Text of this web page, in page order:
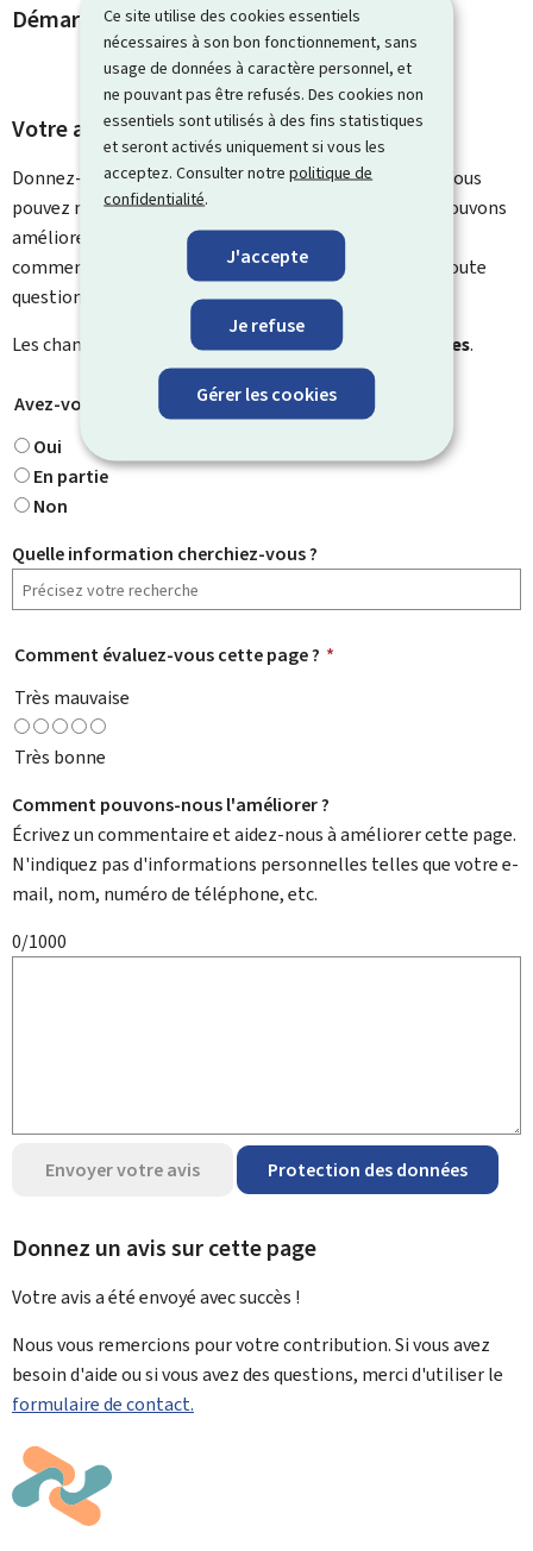
Ce site utilise des cookies essentiels
nécessaires à son bon fonctionnement, sans
usage de données à caractère personnel, et
ne pouvant pas être refusés. Des cookies non
essentiels sont utilisés à des fins statistiques
et seront activés uniquement si vous les
acceptez. Consulter notrepolitique de
confidentialité.
J'accepte
Je refuse
Gérer les cookies
Démarches et liens associés
Votre avis nous intéresse
Donnez-nous votre avis sur le contenu de cette page. Vous
pouvez nous laisser un commentaire sur ce que nous pouvons
améliorer. Vous ne recevrez pas de réponse à votre
commentaire. Utilisez le formulaire de contact pour toute
question particulière.
Les champs marqués d’une étoile ( * ) sont obligatoires.
Avez-vous trouvé ce que vous cherchiez ?
Oui
En partie
Non
Quelle information cherchiez-vous ?
Comment évaluez-vous cette page ? *
Très mauvaise
Très bonne
Comment pouvons-nous l'améliorer ?
Écrivez un commentaire et aidez-nous à améliorer cette page.
N'indiquez pas d'informations personnelles telles que votre e-
mail, nom, numéro de téléphone, etc.
0/1000
Envoyer votre avis Protection des données
Donnez un avis sur cette page
Votre avis a été envoyé avecsuccès !
Nous vous remercions pour votre contribution. Si vous avez
besoin d'aide ou si vous avez des questions, merci d'utiliser le
formulaire de contact.